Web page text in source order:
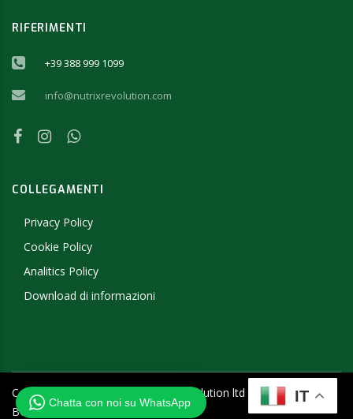
RIFERIMENTI
+39 388 999 1099
info@nutrixrevolution.com
COLLEGAMENTI
Privacy Policy
Cookie Policy
Analitics Policy
Download di informazioni
Copyright ©
- 2019 NutriX Revolution ltd - P.IVA
BG205457656
IT
Chatta con noi su WhatsApp